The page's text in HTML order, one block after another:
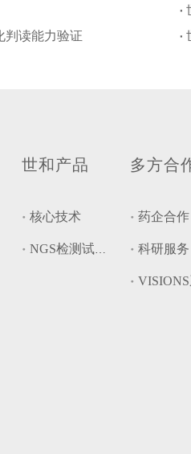
判读能力验证
世和产品
核心技术
NGS检测试剂盒
多方合
药企合作
科研服务